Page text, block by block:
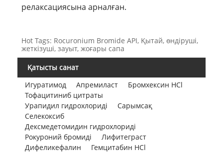
релаксациясына арналған.
Hot Tags: Rocuronium Bromide API, Қытай, өндіруші,
жеткізуші, зауыт, жоғары сапа
Қатысты санат
Игуратимод
Апремиласт
Бромхексин HCl
Тофацитиниб цитраты
Урапидил гидрохлориді
Сарымсақ
Селекоксиб
Дексмедетомидин гидрохлориді
Рокуроний бромиді
Лифитеграст
Дифеликефалин
Гемцитабин HCl